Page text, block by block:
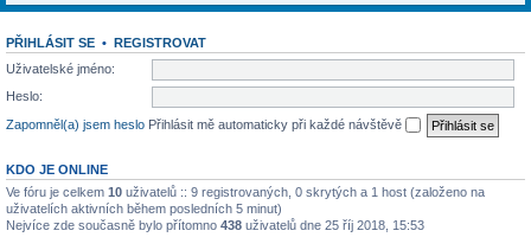
PŘIHLÁSIT SE • REGISTROVAT
Uživatelské jméno:
Heslo:
Zapomněl(a) jsem heslo Přihlásit mě automaticky při každé návštěvě
KDO JE ONLINE
Ve fóru je celkem 10 uživatelů :: 9 registrovaných, 0 skrytých a 1 host (založeno na
uživatelích aktivních během posledních 5 minut)
Nejvíce zde současně bylo přítomno 438 uživatelů dne 25 říj 2018, 15:53